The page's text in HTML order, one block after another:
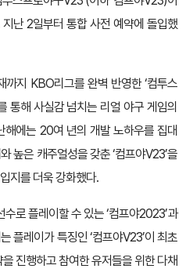
난 2일부터 통합 사전 예약에 돌입했
지 KBO리그를 완벽 반영한 ‘컴투스
통해 사실감 넘치는 리얼 야구 게임의
해에는 20여 년의 개발 노하우를 집대
높은 캐주얼성을 갖춘 ‘컴프야V23’을
지를 더욱 강화했다.
로 플레이할 수 있는 ‘컴프야2023’과
플레이가 특징인 ‘컴프야V23’이 최초
진행하고 참여한 유저들을 위한 다채